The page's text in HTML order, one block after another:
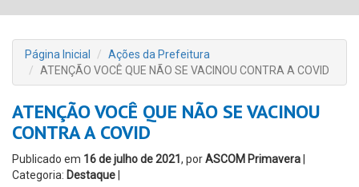
Página Inicial
Ações da Prefeitura
ATENÇÃO VOCÊ QUE NÃO SE VACINOU CONTRA A COVID
ATENÇÃO VOCÊ QUE NÃO SE VACINOU
CONTRA A COVID
Publicado em 16 de julho de 2021 , porASCOM Primavera
Categoria: Destaque